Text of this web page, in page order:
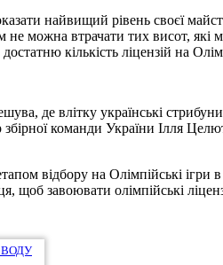
найвищий рівень своєї
можна втрачати тих висот, які
кількість ліцензій на
де влітку українські
команди України Ілля
відбору на Олімпійські
завоювати олімпійські
ВОДУ